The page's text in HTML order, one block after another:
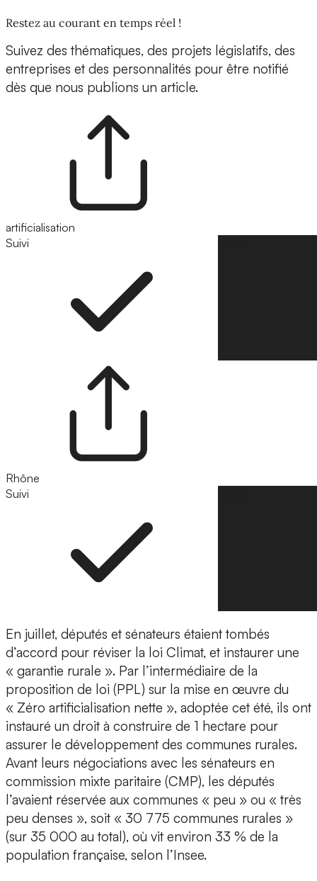
Restez au courant en temps réel !
Suivez des thématiques, des projets législatifs, des
entreprises et des personnalités pour être notifié
dès que nous publions un article.
artificialisation
Suivi
Rhône
Suivi
En juillet, députés et sénateurs étaient tombés
d’accord pour réviser la loi Climat, et instaurer une
« garantie rurale ». Par l’intermédiaire de la
proposition de loi (PPL) sur la mise en œuvre du
« Zéro artificialisation nette », adoptée cet été, ils ont
instauré un droit à construire de 1 hectare pour
assurer le développement des communes rurales.
Avant leurs négociations avec les sénateurs en
commission mixte paritaire (CMP), les députés
l’avaient réservée aux communes « peu » ou « très
peu denses », soit « 30 775 communes rurales »
(sur 35 000 au total), où vit environ 33 % de la
population française, selon l’Insee.